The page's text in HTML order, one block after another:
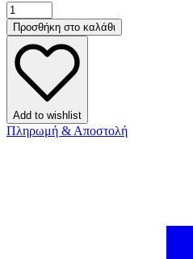
Komte
πλεκτή
μπλούζα
MINUETO
ποσότητα
Προσθήκη στο καλάθι
Add to wishlist
Πληρωμή & Αποστολή